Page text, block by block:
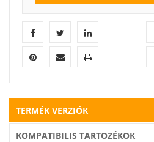
TERMÉK VERZIÓK
KOMPATIBILIS TARTOZÉKOK